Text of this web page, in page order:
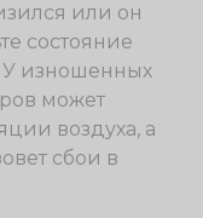
или он
состояние
У изношенных
может
воздуха, а
сбои в